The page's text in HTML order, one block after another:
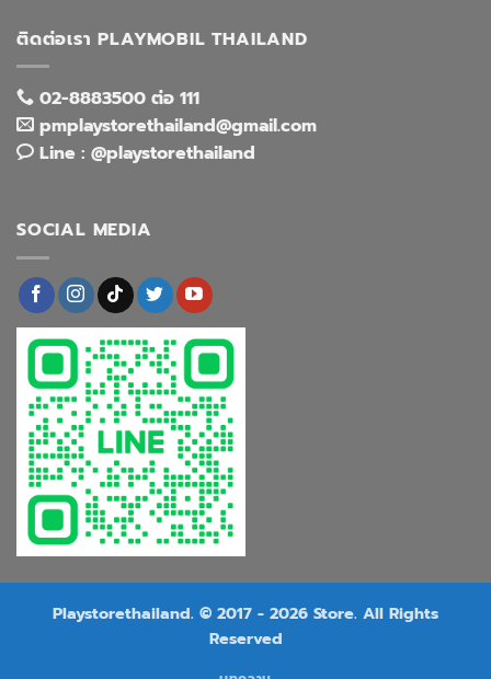
ติดต่อเรา PLAYMOBIL THAILAND
02-8883500 ต่อ 111
pmplaystorethailand@gmail.com
Line : @playstorethailand
SOCIAL MEDIA
Playstorethailand. © 2017 - 2026 Store. All Rights
Reserved